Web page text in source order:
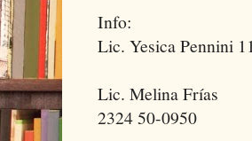
Info:
Lic. Yesica Pennini
Lic. Melina Frías
2324 50-0950